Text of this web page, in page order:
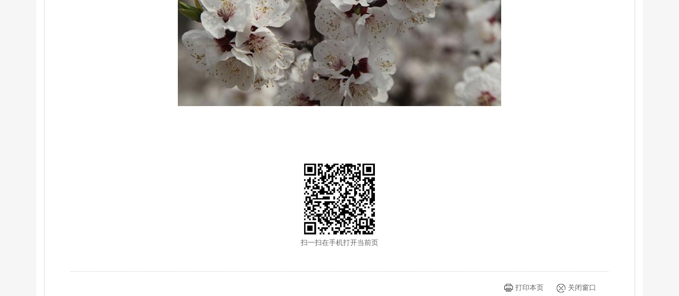
扫一扫在手机打开当前页
打印本页 关闭窗口